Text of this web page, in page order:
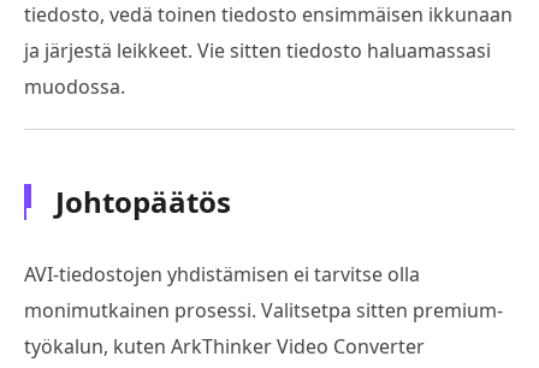
tiedosto, vedä toinen tiedosto ensimmäisen ikkunaan
ja järjestä leikkeet. Vie sitten tiedosto haluamassasi
muodossa.
Johtopäätös
AVI-tiedostojen yhdistämisen ei tarvitse olla
monimutkainen prosessi. Valitsetpa sitten premium-
työkalun, kuten ArkThinker Video Converter